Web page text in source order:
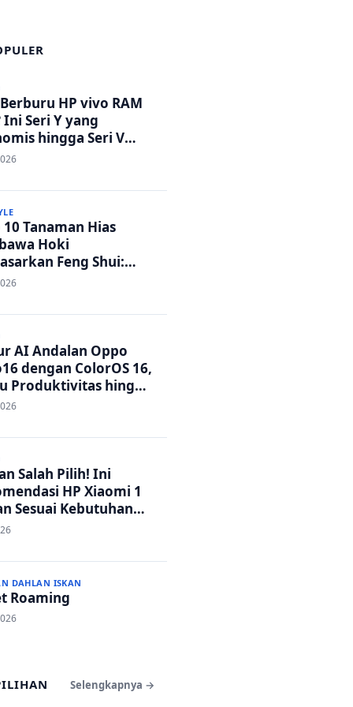
HP vivo RAM
Ini Seri Y yang
hingga Seri V
Militer!
Tanaman Hias
Hoki
Feng Shui:
Adem dan Rezeki
AI Andalan Oppo
dengan ColorOS 16,
Produktivitas hingga
Lebih Praktis
Salah Pilih! Ini
HP Xiaomi 1
Sesuai Kebutuhan
DAHLAN ISKAN
Roaming
Selengkapnya →